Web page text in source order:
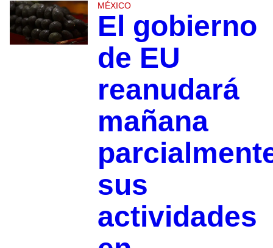
MÉXICO
El gobierno
de EU
reanudará
mañana
sus
actividades